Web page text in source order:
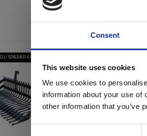
Consent
This website uses cookies
We use cookies to
information about your use of
other information that you’ve
Lägg till i favoriter
DU SPARAR 4000 KR!